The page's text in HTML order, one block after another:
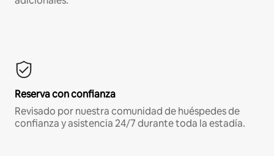
Reserva con confianza
Revisado por nuestra comunidad de huéspedes de
confianza y asistencia 24/7 durante toda la estadía.